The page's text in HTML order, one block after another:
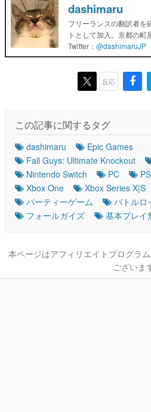
dashimaru
フリーランスの翻訳者を
トとして加入。京都の町
Twitter： @dashimaruJP
反応
この記事に関するタグ
dashimaru
Epic Games
Fall Guys: Ultimate Knockout
Nintendo Switch
PC
Xbox One
Xbox Series X|S
パーティーゲーム
バトルロ
フォールガイズ
基本プレイ
本ページはアフィリエイトプログラ
ございま